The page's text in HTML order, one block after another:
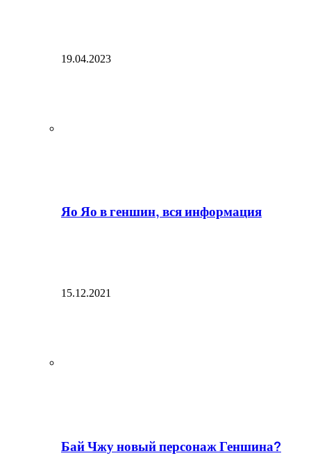
19.04.2023
Яо Яо в геншин, вся информация
15.12.2021
Бай Чжу новый персонаж Геншина?